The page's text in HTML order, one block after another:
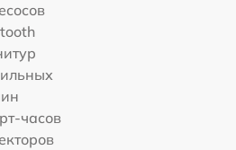
часов